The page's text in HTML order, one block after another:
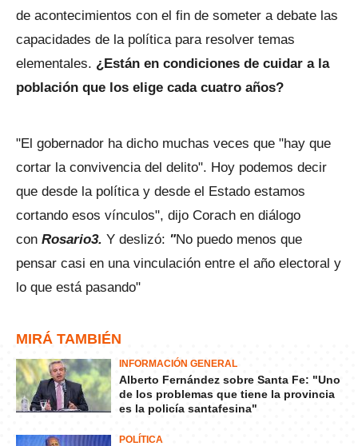
de acontecimientos con el fin de someter a debate las
capacidades de la política para resolver temas
elementales. ¿Están en condiciones de cuidar a la
población que los elige cada cuatro años?
"El gobernador ha dicho muchas veces que "hay que
cortar la convivencia del delito". Hoy podemos decir
que desde la política y desde el Estado estamos
cortando esos vínculos", dijo Corach en diálogo
con Rosario3. Y deslizó: "No puedo menos que
pensar casi en una vinculación entre el año electoral y
lo que está pasando"
MIRÁ TAMBIÉN
INFORMACIÓN GENERAL
Alberto Fernández sobre Santa Fe: "Uno
de los problemas que tiene la provincia
es la policía santafesina"
POLÍTICA